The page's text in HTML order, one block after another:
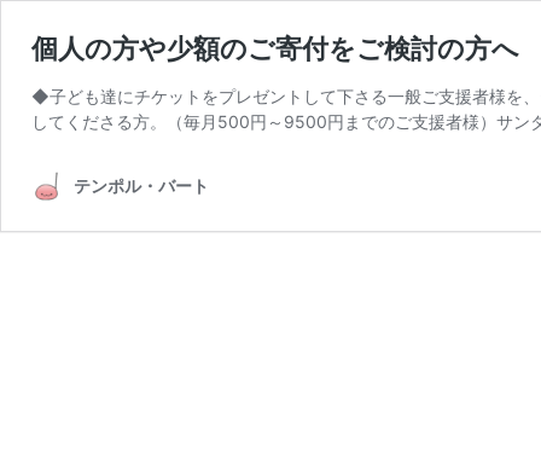
個人の方や少額のご寄付をご検討の方へ
◆子ども達にチケットをプレゼントして下さる一般ご支援者様を
してくださる方。（毎月500円～9500円までのご支援者様）サ
テンポル・バート